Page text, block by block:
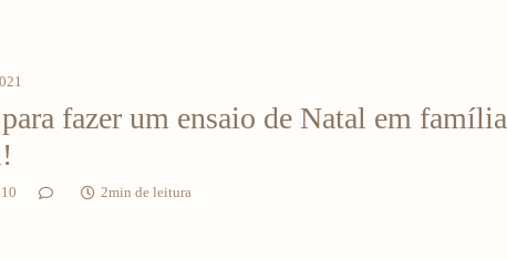
fazer um ensaio de Natal em família
10 2min de leitura